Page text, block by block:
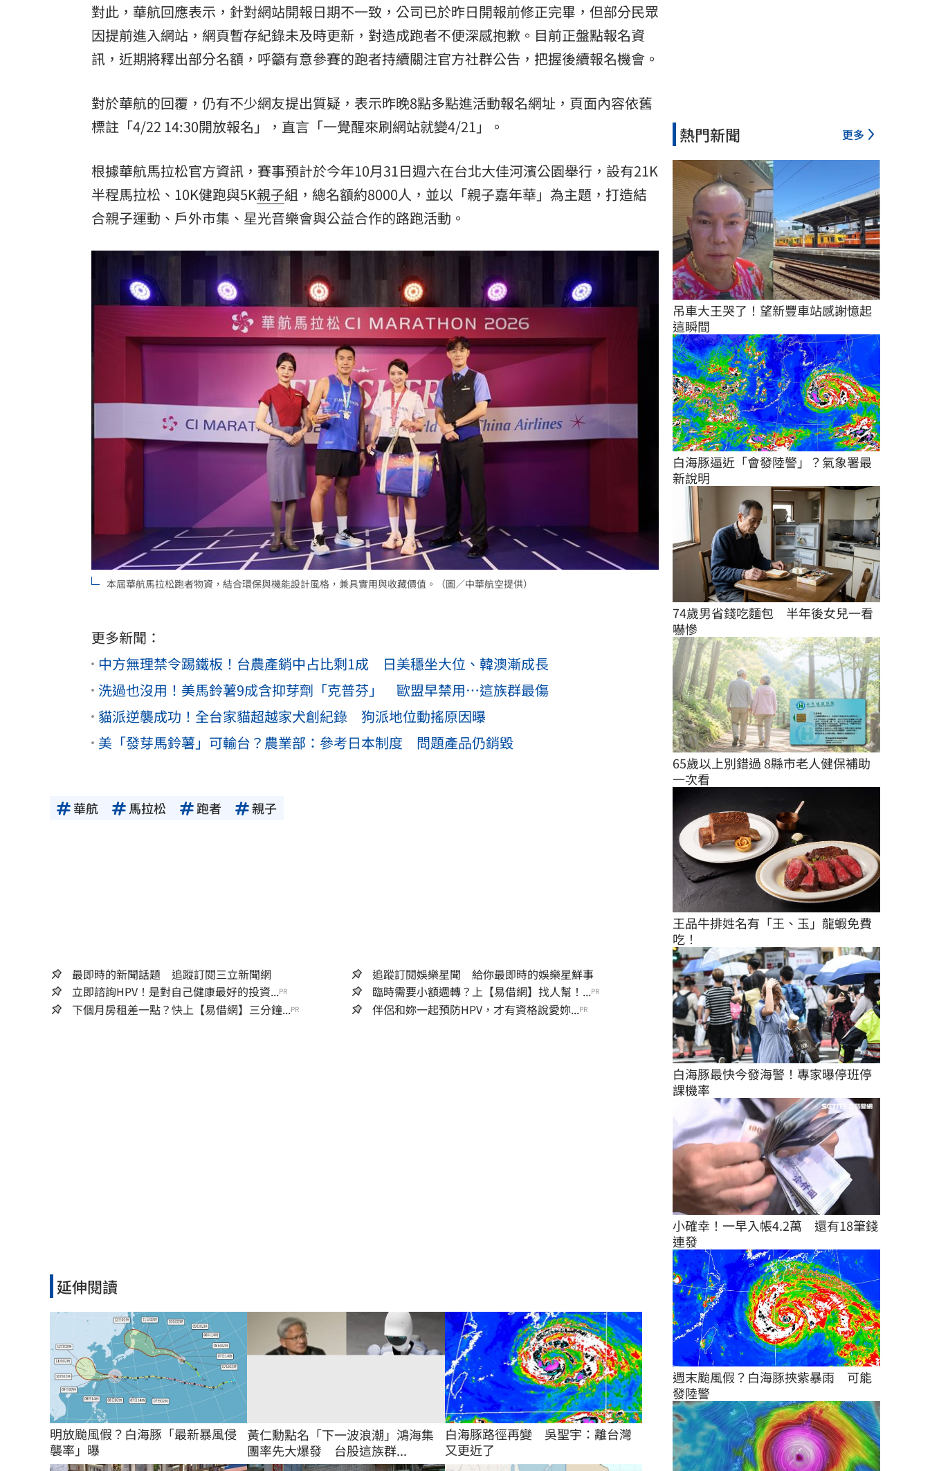
對此，華航回應表示，針對網站開報日期不一致，公司已於昨日開報前修正完畢，但部分民眾
因提前進入網站，網頁暫存紀錄未及時更新，對造成跑者不便深感抱歉。目前正盤點報名資
訊，近期將釋出部分名額，呼籲有意參賽的跑者持續關注官方社群公告，把握後續報名機會。
對於華航的回覆，仍有不少網友提出質疑，表示昨晚8點多點進活動報名網址，頁面內容依舊
標註「4/22 14:30開放報名」，直言「一覺醒來刷網站就變4/21」。
根據華航馬拉松官方資訊，賽事預計於今年10月31日週六在台北大佳河濱公園舉行，設有21K
半程馬拉松、10K健跑與5K親子組，總名額約8000人，並以「親子嘉年華」為主題，打造結
合親子運動、戶外市集、星光音樂會與公益合作的路跑活動。
本屆華航馬拉松跑者物資，結合環保與機能設計風格，兼具實用與收藏價值。（圖／中華航空提供）
更多新聞：
中方無理禁令踢鐵板！台農產銷中占比剩1成 日美穩坐大位、韓澳漸成長
洗過也沒用！美馬鈴薯9成含抑芽劑「克普芬」 歐盟早禁用⋯這族群最傷
貓派逆襲成功！全台家貓超越家犬創紀錄 狗派地位動搖原因曝
美「發芽馬鈴薯」可輸台？農業部：參考日本制度 問題產品仍銷毀
華航 馬拉松 跑者 親子
最即時的新聞話題 追蹤訂閱三立新聞網
追蹤訂閱娛樂星聞 給你最即時的娛樂星鮮事
立即諮詢HPV！是對自己健康最好的投資...PR 臨時需要小額週轉？上【易借網】找人幫！...PR
下個月房租差一點？快上【易借網】三分鐘...PR 伴侶和妳一起預防HPV，才有資格說愛妳...PR
延伸閱讀
明放颱風假？白海豚「最新暴風侵
襲率」曝
黃仁勳點名「下一波浪潮」鴻海集
團率先大爆發 台股這族群...
白海豚路徑再變　吳聖宇：離台灣
又更近了
熱門新聞 更多
吊車大王哭了！望新豐車站感謝憶起
這瞬間
白海豚逼近「會發陸警」？氣象署最
新說明
74歲男省錢吃麵包　半年後女兒一看
嚇慘
65歲以上別錯過 8縣市老人健保補助
一次看
王品牛排姓名有「王、玉」龍蝦免費
吃！
白海豚最快今發海警！專家曝停班停
課機率
小確幸！一早入帳4.2萬　還有18筆錢
連發
週末颱風假？白海豚挾紫暴雨　可能
發陸警